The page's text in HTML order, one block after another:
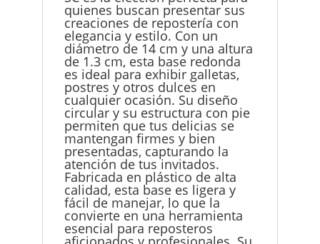
quienes buscan presentar sus
creaciones de repostería con
elegancia y estilo. Con un
diámetro de 14 cm y una altura
de 1.3 cm, esta base redonda
es ideal para exhibir galletas,
postres y otros dulces en
cualquier ocasión. Su diseño
circular y su estructura con pie
permiten que tus delicias se
mantengan firmes y bien
presentadas, capturando la
atención de tus invitados.
Fabricada en plástico de alta
calidad, esta base es ligera y
fácil de manejar, lo que la
convierte en una herramienta
esencial para reposteros